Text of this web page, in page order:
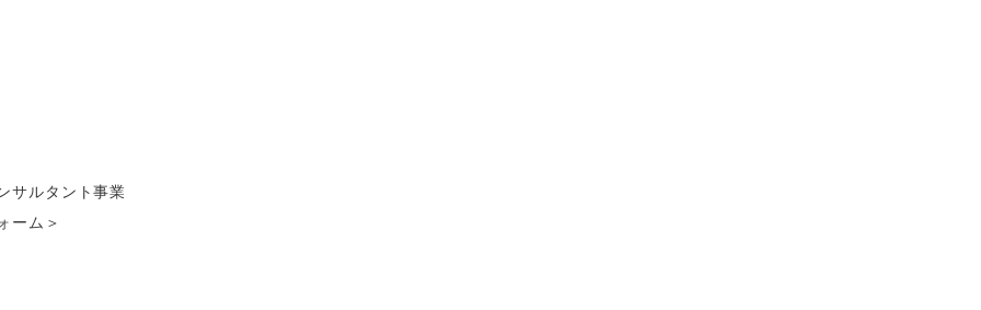
サルタント事業
ーム＞